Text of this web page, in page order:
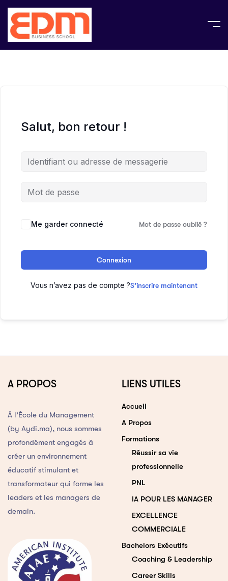
Salut, bon retour !
Me garder connecté Mot de passe oublié ?
Connexion
Vous n’avez pas de compte ?S’inscrire maintenant
A PROPOS
À l’École du Management
(by Aydi.ma), nous sommes
profondément engagés à
créer un environnement
éducatif stimulant et
transformateur qui forme les
leaders et les managers de
demain.
LIENS UTILES
Accueil
A Propos
Formations
Réussir sa vie
professionnelle
PNL
IA POUR LES MANAGER
EXCELLENCE
COMMERCIALE
Bachelors Exécutifs
Coaching & Leadership
Career Skills